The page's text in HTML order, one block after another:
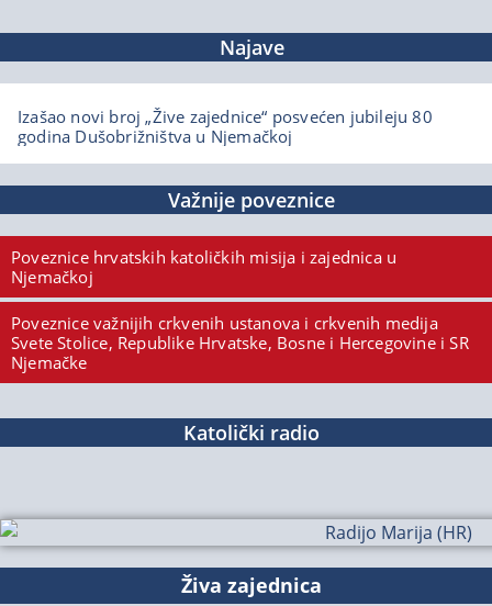
Najave
Izašao novi broj „Žive zajednice“ posvećen jubileju 80
godina Dušobrižništva u Njemačkoj
Važnije poveznice
Poveznice hrvatskih katoličkih misija i zajednica u
Njemačkoj
Poveznice važnijih crkvenih ustanova i crkvenih medija
Svete Stolice, Republike Hrvatske, Bosne i Hercegovine i SR
Njemačke
Katolički radio
Živa zajednica